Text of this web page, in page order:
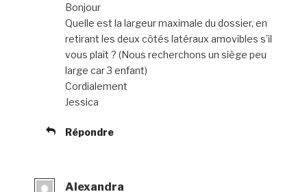
Bonjour
Quelle est la largeur maximale du dossier, en
retirant les deux côtés latéraux amovibles s’il
vous plaît ? (Nous recherchons un siège peu
large car 3 enfant)
Cordialement
Jessica
Répondre
Alexandra